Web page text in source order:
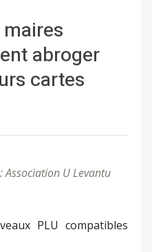
abroger
cartes
Association U Levantu
PLU compatibles